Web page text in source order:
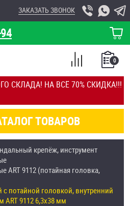
СКЛАДА! НА ВСЁ 70% СКИДКА!!!
ЗАКАЗАТЬ ЗВОНОК
КОРЗИНА
ТОВАРОВ
0
СПИСОК
СРАВНЕНИЕ
инструмент
крепёж, инструмент
ART 9112 (потайная головка,
потайной головкой, внутренний
9112 6,3х38 мм